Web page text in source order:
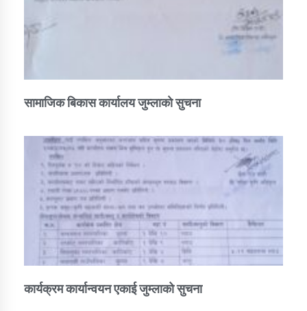
सामाजिक बिकास कार्यालय जुम्लाकाे सुचना
कार्यक्रम कार्यान्वयन एकाई जुम्लाको सुचना